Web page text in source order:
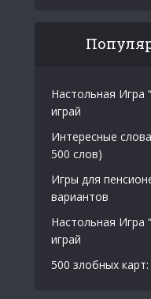
Настольная Игра
играй
Интересные
500 слов)
Игры для
вариантов
Настольная Игра
играй
500 злобных